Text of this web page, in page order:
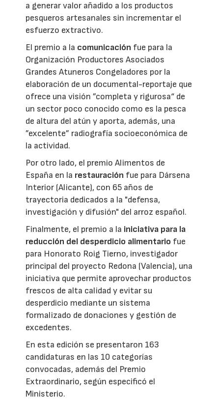
a generar valor añadido a los productos
pesqueros artesanales sin incrementar el
esfuerzo extractivo.
El premio a la comunicación fue para la
Organización Productores Asociados
Grandes Atuneros Congeladores por la
elaboración de un documental-reportaje que
ofrece una visión ”completa y rigurosa“ de
un sector poco conocido como es la pesca
de altura del atún y aporta, además, una
”excelente” radiografía socioeconómica de
la actividad.
Por otro lado, el premio Alimentos de
España en la restauración fue para Dársena
Interior (Alicante), con 65 años de
trayectoria dedicados a la "defensa,
investigación y difusión" del arroz español.
Finalmente, el premio a la iniciativa para la
reducción del desperdicio alimentario fue
para Honorato Roig Tierno, investigador
principal del proyecto Redona (Valencia), una
iniciativa que permite aprovechar productos
frescos de alta calidad y evitar su
desperdicio mediante un sistema
formalizado de donaciones y gestión de
excedentes.
En esta edición se presentaron 163
candidaturas en las 10 categorías
convocadas, además del Premio
Extraordinario, según especificó el
Ministerio.